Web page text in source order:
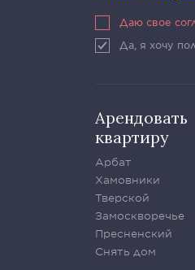
Даю свое
Да, я хочу
Арендовать
квартиру
Арбат
Хамовники
Тверской
Замоскворечье
Пресненский
Снять дом